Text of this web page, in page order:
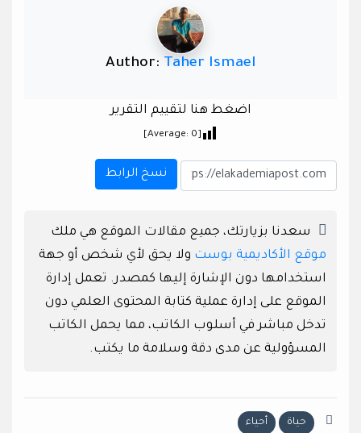
Author: Taher Ismael
اضغط هنا لتقييم التقرير
[Average:
0
]
نسخ الرابط
سعدنا بزيارتك، جميع مقالات الموقع هي ملك
موقع الأكاديمية بوست ولا يحق لأي شخص أو جهة
استخدامها دون الإشارة إليها كمصدر. تعمل إدارة
الموقع على إدارة عملية كتابة المحتوى العلمي دون
تدخل مباشر في أسلوب الكاتب، مما يحمل الكاتب
المسؤولية عن مدى دقة وسلامة ما يكتب.
حياة أحياء